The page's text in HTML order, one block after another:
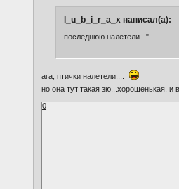
l_u_b_i_r_a_x написал(а):
последнюю налетели..."
ага, птички налетели....
но она тут такая зю...хорошенькая, и
0